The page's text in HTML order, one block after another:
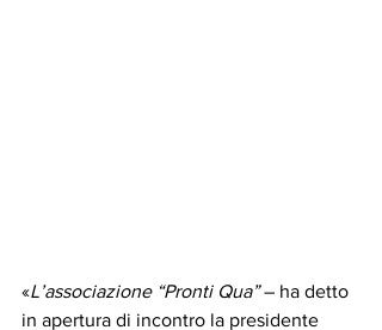
«L’associazione “Pronti Qua” – ha detto
in apertura di incontro la presidente